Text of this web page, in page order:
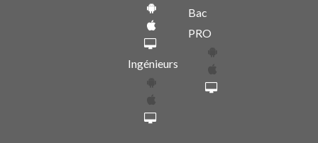
Ingénieurs
Bac
PRO